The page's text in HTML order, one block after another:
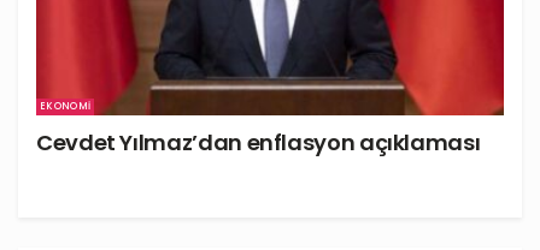
EKONOMI
Cevdet Yılmaz’dan enflasyon açıklaması